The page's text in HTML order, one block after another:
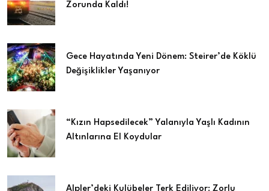
Zorunda Kaldı!
Gece Hayatında Yeni Dönem: Steirer’de Köklü
Değişiklikler Yaşanıyor
“Kızın Hapsedilecek” Yalanıyla Yaşlı Kadının
Altınlarına El Koydular
Alpler’deki Kulübeler Terk Ediliyor: Zorlu